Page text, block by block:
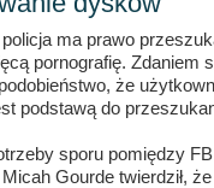
ma prawo
pornografię. Zdaniem
że
podstawą do
sporu pomiędzy
Gourde twierdził,